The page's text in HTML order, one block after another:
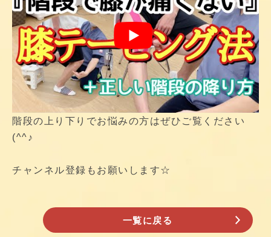
階段の上り下りでお悩みの方はぜひご覧ください
(^^♪
チャンネル登録もお願いします☆
一覧に戻る